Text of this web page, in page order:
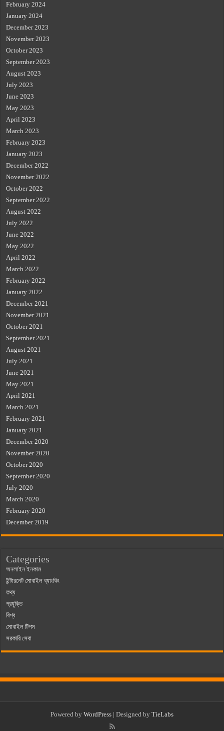
February 2024
January 2024
December 2023
November 2023
October 2023
September 2023
August 2023
July 2023
June 2023
May 2023
April 2023
March 2023
February 2023
January 2023
December 2022
November 2022
October 2022
September 2022
August 2022
July 2022
June 2022
May 2022
April 2022
March 2022
February 2022
January 2022
December 2021
November 2021
October 2021
September 2021
August 2021
July 2021
June 2021
May 2021
April 2021
March 2021
February 2021
January 2021
December 2020
November 2020
October 2020
September 2020
July 2020
March 2020
February 2020
December 2019
Categories
অনলাইন ইনকাম
ইন্টারনেট মোবাইল ব্যাংকিং
তথ্য
প্রযুক্তি
বিশ্ব
মোবাইল টিপস
সরকারি সেবা
Powered by WordPress | Designed by TieLabs